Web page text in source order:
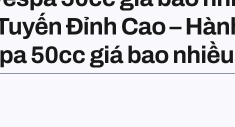
Đỉnh Cao –
50cc giá bao nhiều